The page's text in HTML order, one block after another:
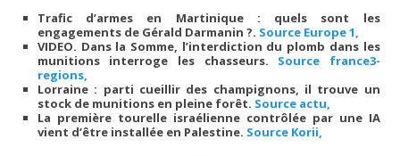
Trafic d’armes en Martinique : quels sont les
engagements de Gérald Darmanin ?. Source Europe 1,
VIDEO. Dans la Somme, l’interdiction du plomb dans les
munitions interroge les chasseurs. Source france3-
regions,
Lorraine : parti cueillir des champignons, il trouve un
stock de munitions en pleine forêt. Source actu,
La première tourelle israélienne contrôlée par une IA
vient d’être installée en Palestine. Source Korii,